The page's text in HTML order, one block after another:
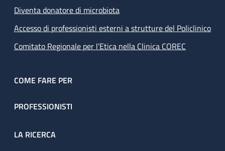
Diventa donatore di microbiota
Accesso di professionisti esterni a strutture del Policlinico
Comitato Regionale per l’Etica nella Clinica COREC
COME FARE PER
PROFESSIONISTI
LA RICERCA